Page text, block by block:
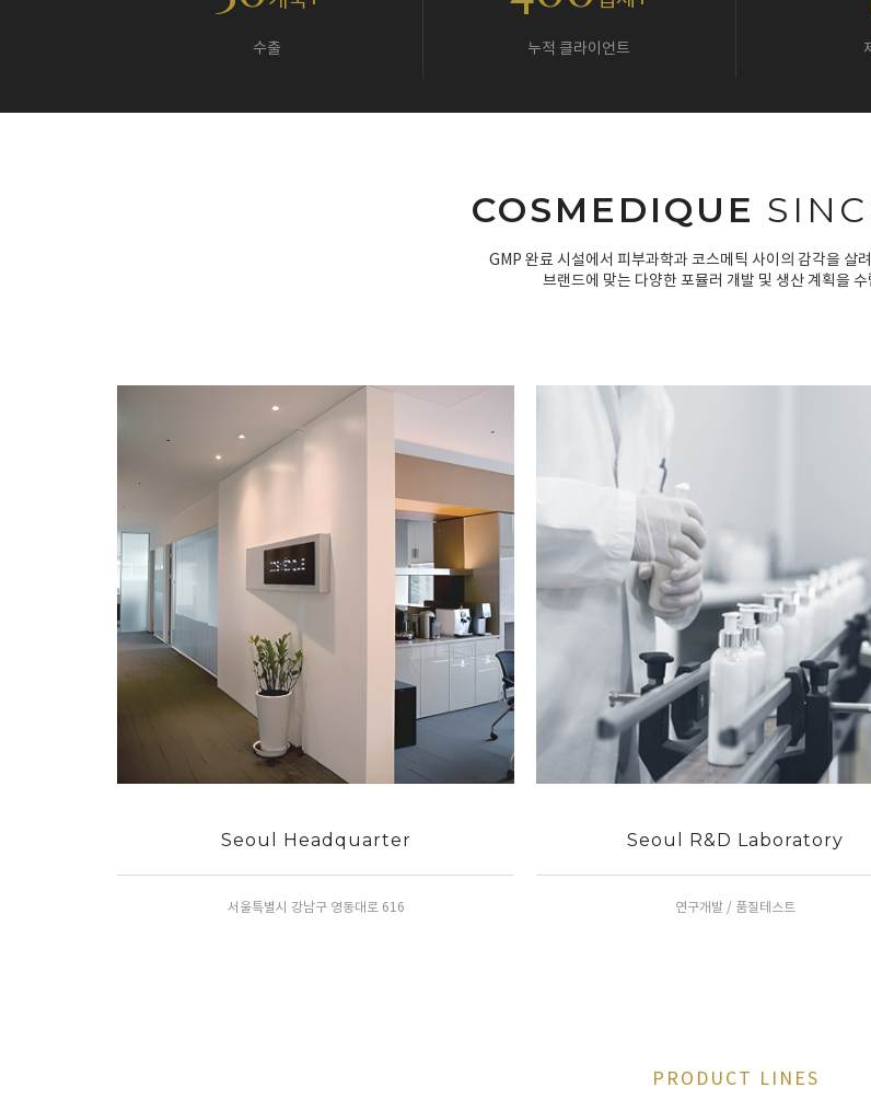
수출 누적 클라이언트
COSMEDIQUE
GMP 완료 시설에서 피부과학과 코스메틱 사이의 감각을 살
브랜드에 맞는 다양한 포뮬러 개발 및 생산 계획을 수
Seoul Headquarter
서울특별시 강남구 영동대로 616
Seoul R&D Laboratory
연구개발 / 품질테스트
PRODUCT LINES